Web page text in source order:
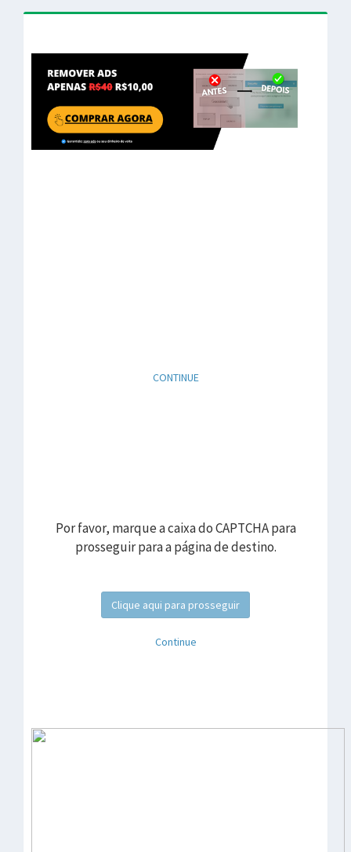
CONTINUE
Por favor, marque a caixa do CAPTCHA para
prosseguir para a página de destino.
Clique aqui para prosseguir
Continue